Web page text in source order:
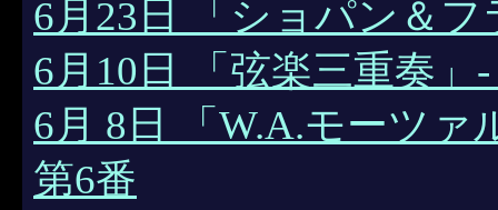
6月23日 「ショパン＆
6月10日 「弦楽三重奏」-
6月 8日 「W.A.モーツ
第6番